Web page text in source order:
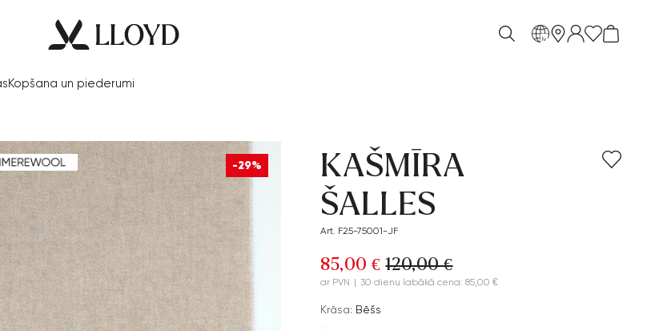
Kopšana un piederumi
lv
-29%
KAŠMĪRA
ŠALLES
Art. F25-75001-JF
85,00 € 120,00 €
ar PVN | 30 dienu labākā cena: 85,00 €
Krāsa: Bēšs